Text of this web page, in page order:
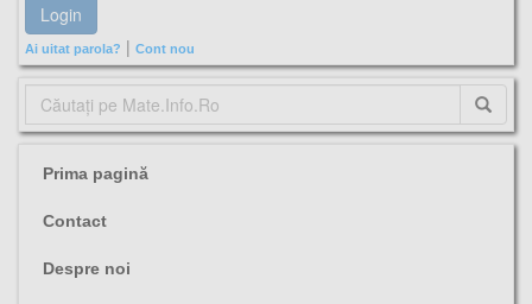
Ai uitat parola? | Cont nou
Prima pagină
Contact
Despre noi